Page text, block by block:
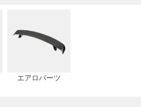
エアロパーツ